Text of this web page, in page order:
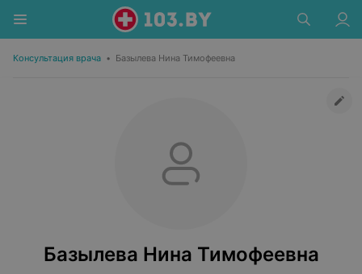
Консультация врача • Базылева Нина Тимофеевна
Базылева Нина Тимофеевна